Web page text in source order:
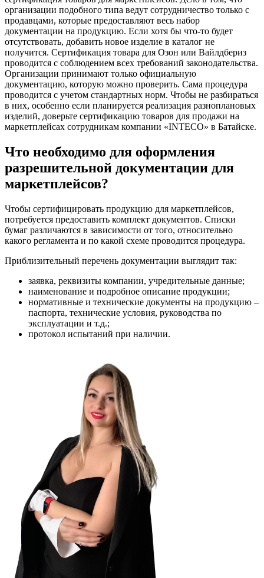
организации подобного типа ведут сотрудничество только с
продавцами, которые предоставляют весь набор
документации на продукцию. Если хотя бы что-то будет
отсутствовать, добавить новое изделие в каталог не
получится. Сертификация товара для Озон или Вайлдбериз
проводится с соблюдением всех требований законодательства.
Организации принимают только официальную
документацию, которую можно проверить. Сама процедура
проводится с учетом стандартных норм. Чтобы не разбираться
в них, особенно если планируется реализация разноплановых
изделий, доверьте сертификацию товаров для продажи на
маркетплейсах сотрудникам компании «INTECO» в Батайске.
Что необходимо для оформления
разрешительной документации для
маркетплейсов?
Чтобы сертифицировать продукцию для маркетплейсов,
потребуется предоставить комплект документов. Списки
бумаг различаются в зависимости от того, относительно
какого регламента и по какой схеме проводится процедура.
Приблизительный перечень документации выглядит так:
заявка, реквизиты компании, учредительные данные;
наименование и подробное описание продукции;
нормативные и технические документы на продукцию –
паспорта, технические условия, руководства по
эксплуатации и т.д.;
протокол испытаний при наличии.